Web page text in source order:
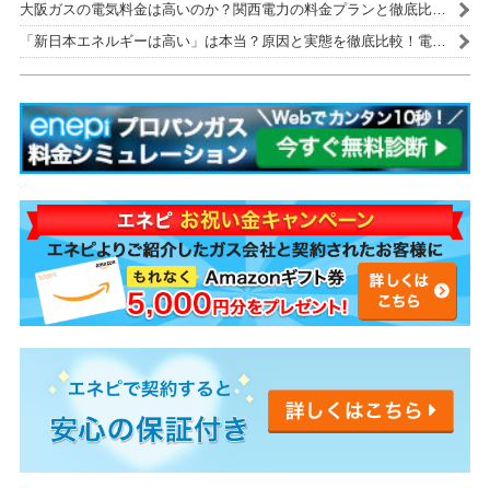
大阪ガスの電気料金は高いのか？関西電力の料金プランと徹底比
較！
「新日本エネルギーは高い」は本当？原因と実態を徹底比較！電気
代を安くする解決策も紹介